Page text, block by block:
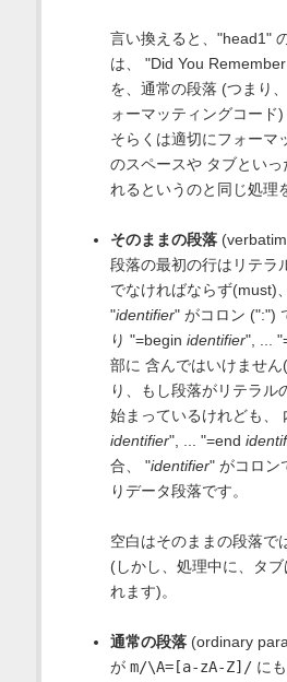
言い換えると、"head1"
は、 "Did You
を、通常の段落 (つまり
ォーマッティングコード
そらくは適切にフォーマ
のスペースや タブといっ
れるというのと同じ処理
そのままの段落
段落の最初の行はリテラ
でなければならず(must)
"identifier" がコロン (":")
り "=begin identifier", ...
部に 含んではいけませ
り、もし段落がリテラル
始まっているけれども、
identifier", ... "=end
合、 "identifier" がコロン
りデータ段落です。
空白はそのままの段落で
(しかし、処理中に、タ
れます)。
通常の段落(ordinary
が m/\A=[a-zA-Z]/にも